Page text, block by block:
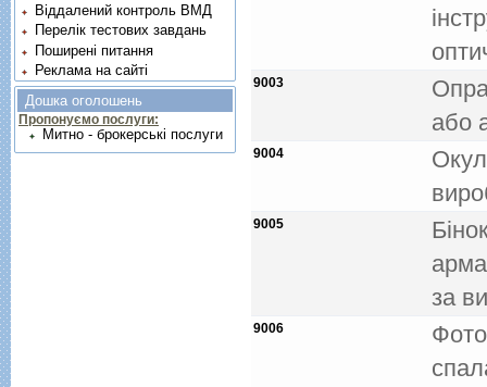
9003
або
9004
9005
за
9006
Віддалений контроль ВМД
Перелік тестових завдань
Поширені питання
Реклама на сайті
Дошка оголошень
Пропонуємо послуги:
Митно - брокерські послуги